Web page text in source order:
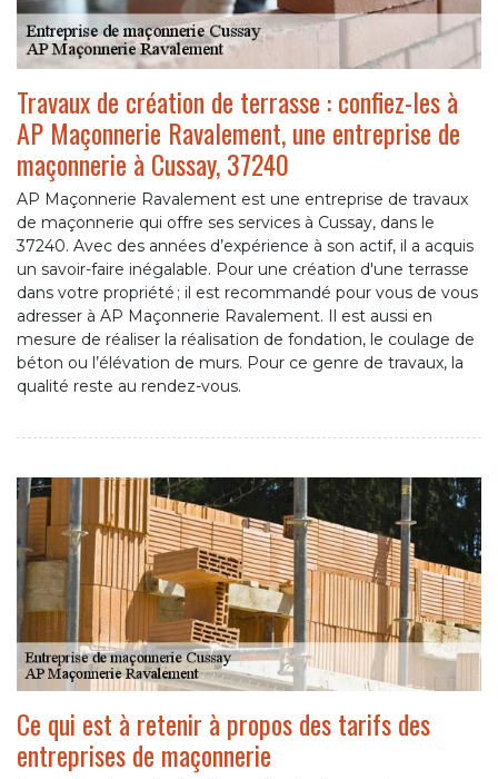
Travaux de création de terrasse : confiez-les à
AP Maçonnerie Ravalement, une entreprise de
maçonnerie à Cussay, 37240
AP Maçonnerie Ravalement est une entreprise de travaux
de maçonnerie qui offre ses services à Cussay, dans le
37240. Avec des années d’expérience à son actif, il a acquis
un savoir-faire inégalable. Pour une création d'une terrasse
dans votre propriété ; il est recommandé pour vous de vous
adresser à AP Maçonnerie Ravalement. Il est aussi en
mesure de réaliser la réalisation de fondation, le coulage de
béton ou l’élévation de murs. Pour ce genre de travaux, la
qualité reste au rendez-vous.
Ce qui est à retenir à propos des tarifs des
entreprises de maçonnerie